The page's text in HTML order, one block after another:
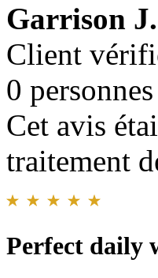
Garrison J.
Client
0
Cet avis
traitement
Perfect daily